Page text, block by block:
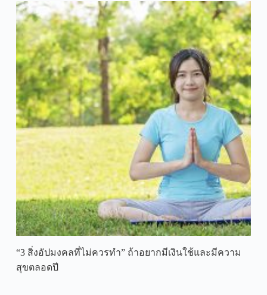
“3 สิ่งอัปมงคลที่ไม่ควรทำ” ถ้าอยากมีเงินใช้และมีความ
สุขตลอดปี